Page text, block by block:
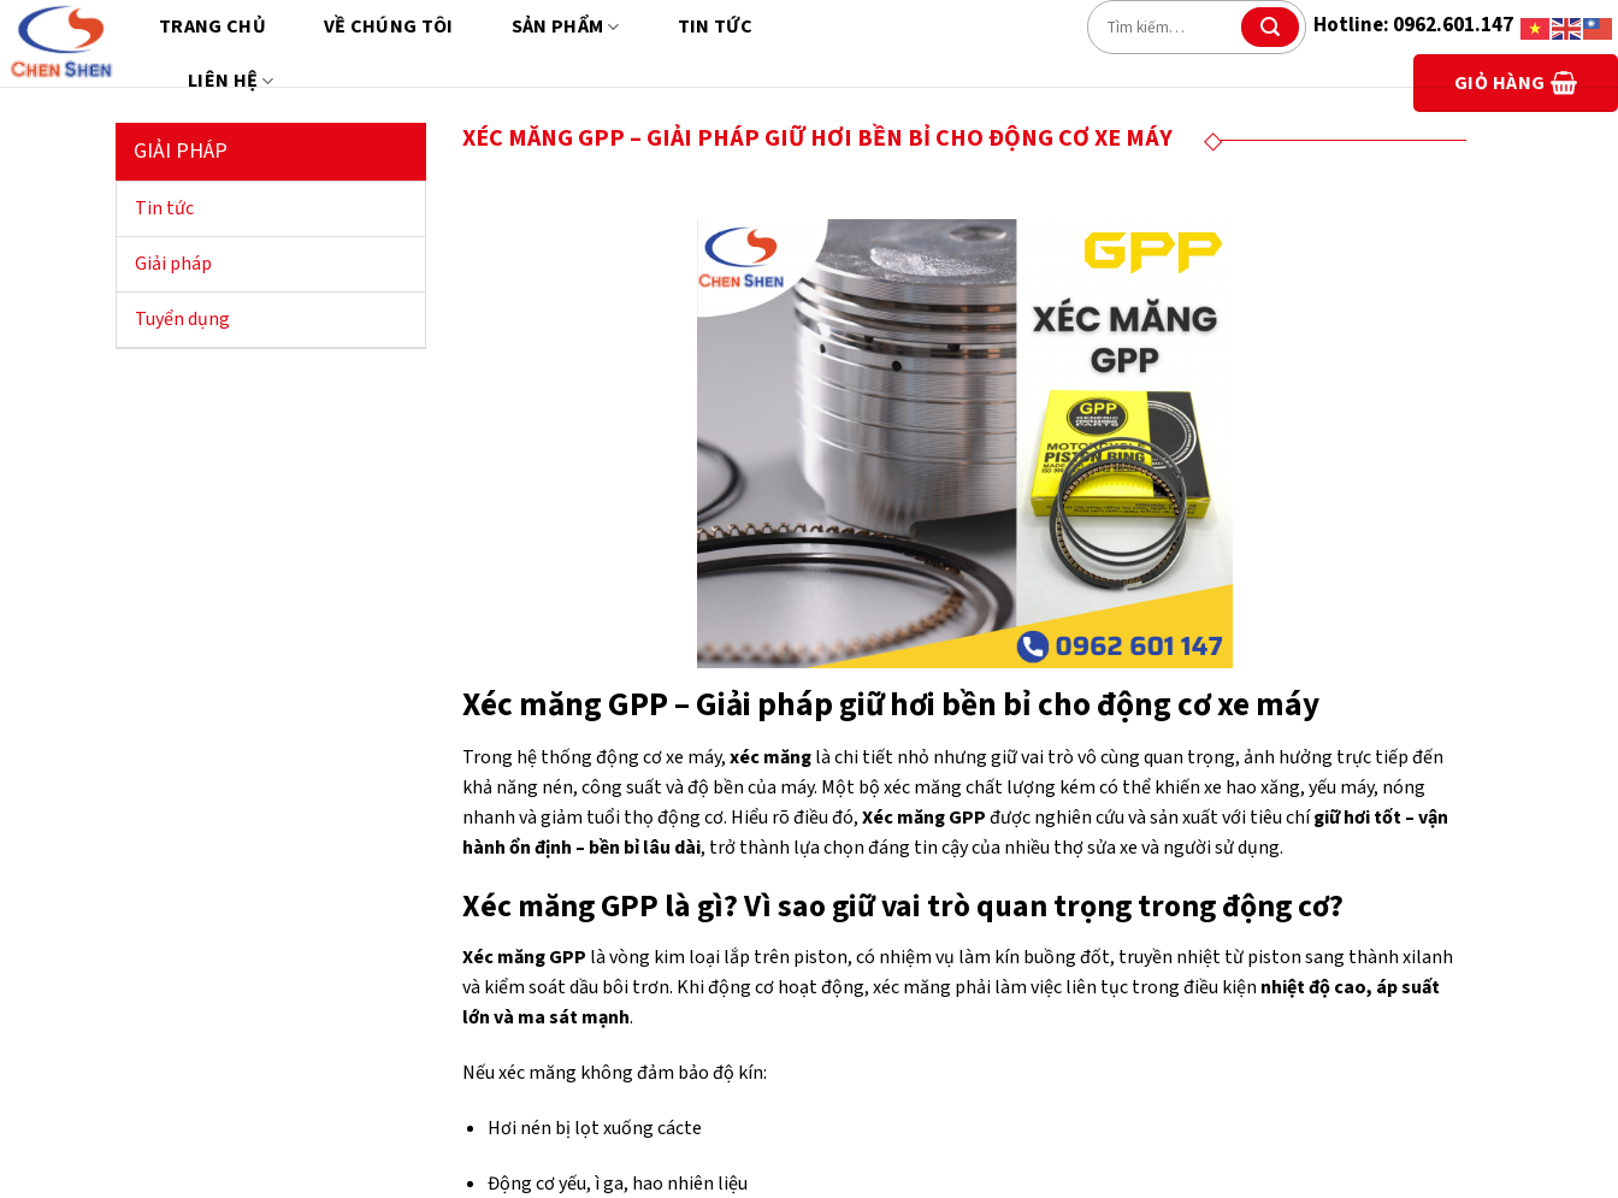
Chuyển
đến
nội
TRANG CHỦ VỀ CHÚNG TÔI SẢN PHẨM TIN TỨC
LIÊN HỆ
Tìm
kiếm:
Hotline: 0962.601.147
GIỎ HÀNG
GIẢI PHÁP
Tin tức
Giải pháp
Tuyển dụng
XÉC MĂNG GPP – GIẢI PHÁP GIỮ HƠI BỀN BỈ CHO ĐỘNG CƠ XE MÁY
Xéc măng GPP – Giải pháp giữ hơi bền bỉ cho động cơ xe máy
Trong hệ thống động cơ xe máy,xéc mănglà chi tiết nhỏ nhưng giữ vai trò vô cùng quan trọng, ảnh hưởng trực tiếp đến
khả năng nén, công suất và độ bền của máy. Một bộ xéc măng chất lượng kém có thể khiến xe hao xăng, yếu máy, nóng
nhanh và giảm tuổi thọ động cơ. Hiểu rõ điều đó,Xéc măng GPPđược nghiên cứu và sản xuất với tiêu chígiữ hơi tốt – vận
hành ổn định – bền bỉ lâu dài, trở thành lựa chọn đáng tin cậy của nhiều thợ sửa xe và người sử dụng.
Xéc măng GPP là gì? Vì sao giữ vai trò quan trọng trong động cơ?
Xéc măng GPP là vòng kim loại lắp trên piston, có nhiệm vụ làm kín buồng đốt, truyền nhiệt từ piston sang thành xilanh
và kiểm soát dầu bôi trơn. Khi động cơ hoạt động, xéc măng phải làm việc liên tục trong điều kiện nhiệt độ cao, áp suất
lớn và ma sát mạnh.
Nếu xéc măng không đảm bảo độ kín:
Hơi nén bị lọt xuống cácte
Động cơ yếu, ì ga, hao nhiên liệu